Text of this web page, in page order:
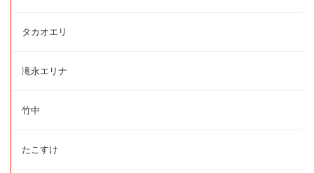
タカオエリ
滝永エリナ
竹中
たこすけ